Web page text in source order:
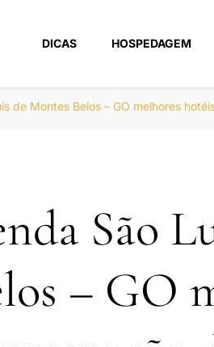
DICAS HOSPEDAGEM
de Montes Belos – GO melhores
São
– GO